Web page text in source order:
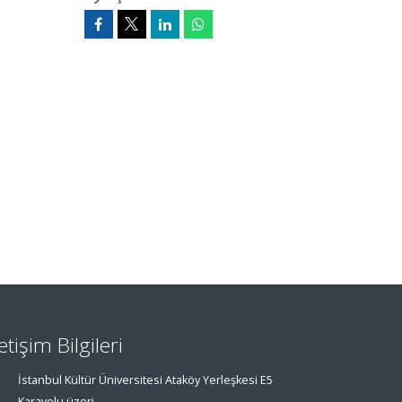
Bilgileri
İstanbul Kültür Üniversitesi Ataköy Yerleşkesi E5